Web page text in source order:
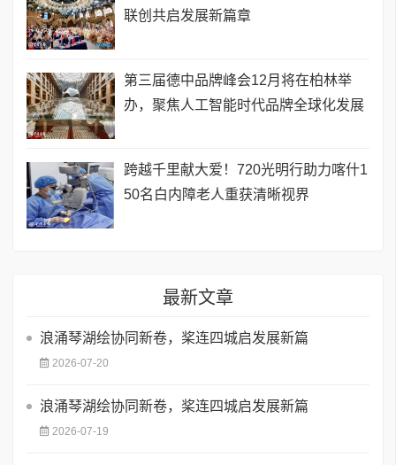
联创共启发展新篇章
第三届德中品牌峰会12月将在柏林举
办，聚焦人工智能时代品牌全球化发展
跨越千里献大爱！720光明行助力喀什1
50名白内障老人重获清晰视界
最新文章
浪涌琴湖绘协同新卷，桨连四城启发展新篇
2026-07-20
浪涌琴湖绘协同新卷，桨连四城启发展新篇
2026-07-19